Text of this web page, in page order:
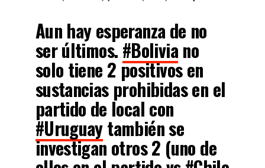
Aun hay esperanza de no
ser últimos. #Boliviano
solo tiene 2 positivos en
sustancias prohibidas en el
partido de local con
#Uruguaytambién se
investigan otros 2 (uno de